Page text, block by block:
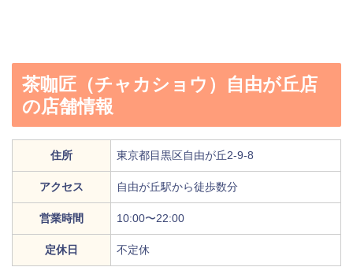
茶咖匠（チャカショウ）自由が丘店
の店舗情報
住所 東京都目黒区自由が丘2-9-8
アクセス 自由が丘駅から徒歩数分
営業時間 10:00〜22:00
定休日 不定休